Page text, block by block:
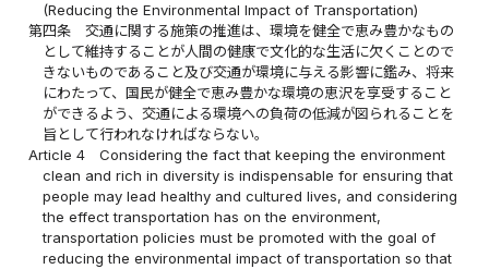
(Reducing the Environmental Impact of Transportation)
第四条
交通に関する施策の推進は、環境を健全で恵み豊かなもの
として維持することが人間の健康で文化的な生活に欠くことので
きないものであること及び交通が環境に与える影響に鑑み、将来
にわたって、国民が健全で恵み豊かな環境の恵沢を享受すること
ができるよう、交通による環境への負荷の低減が図られることを
旨として行われなければならない。
Article 4
Considering the fact that keeping the environment
clean and rich in diversity is indispensable for ensuring that
people may lead healthy and cultured lives, and considering
the effect transportation has on the environment,
transportation policies must be promoted with the goal of
reducing the environmental impact of transportation so that